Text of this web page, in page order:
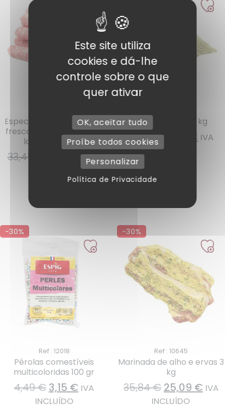
Especiarias para salsicha
fresca sem glúten / sem
lactose em 5kg
33,45 € IVA
Funcho moído 1 kg
12,60€ € IVA
INCLUÍDO
Adicionar
-30%
Ref : 12018
Pérolas comestíveis
multicoloridas 100 gr
4,49€ 3,15 € IVA
INCLUÍDO
-30%
Ref : 10645
Marinada de alho e ervas 3
kg
35,84€ 25,09 € IVA
INCLUÍDO
Este site utiliza
cookies e dá-lhe
controle sobre o que
quer ativar
OK, aceitar tudo
Proíbe todos cookies
Personalizar
Política de Privacidade